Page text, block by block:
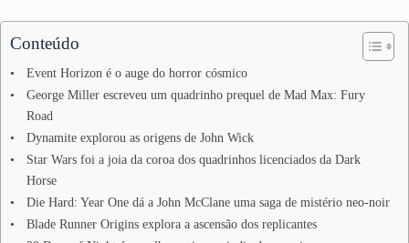
Conteúdo
Event Horizon é o auge do horror cósmico
George Miller escreveu um quadrinho prequel de Mad Max: Fury
Road
Dynamite explorou as origens de John Wick
Star Wars foi a joia da coroa dos quadrinhos licenciados da Dark
Horse
Die Hard: Year One dá a John McClane uma saga de mistério neo-noir
Blade Runner Origins explora a ascensão dos replicantes